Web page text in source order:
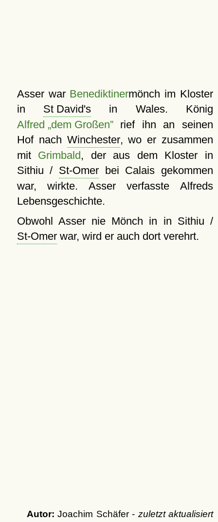
Asser war Benediktinermönch im Kloster
in St David's in Wales. König
Alfred „dem Großen”rief ihn an seinen
Hof nach Winchester, wo er zusammen
mit Grimbald, der aus dem Kloster in
Sithiu / St-Omer bei Calais gekommen
war, wirkte. Asser verfasste Alfreds
Lebensgeschichte.
Obwohl Asser nie Mönch in in Sithiu /
St-Omerwar, wird er auch dort verehrt.
Autor: Joachim Schäfer - zuletzt aktualisiert